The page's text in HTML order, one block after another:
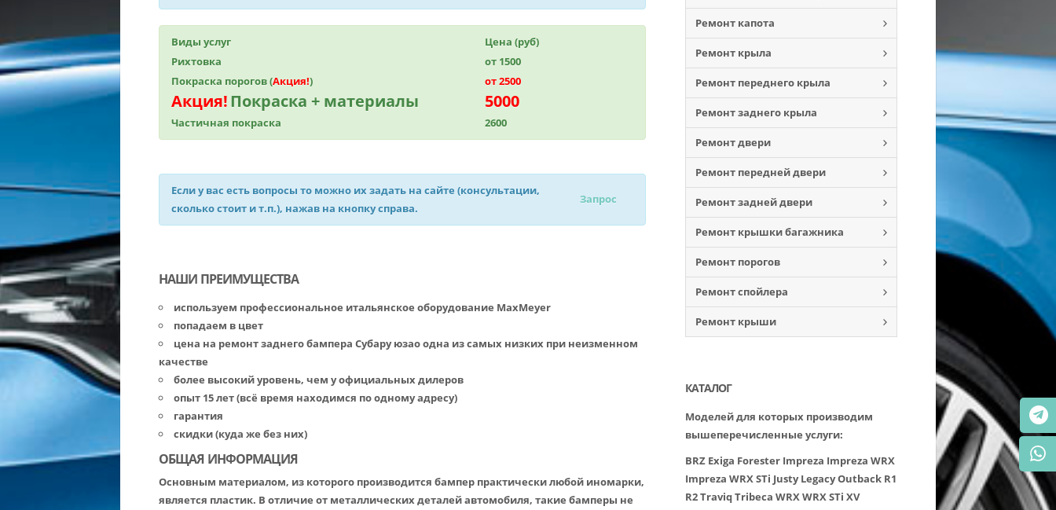
Виды услуг
Цена (руб)
Рихтовка
от 1500
Покраска порогов (Акция!) от 2500
Акция!Покраска + материалы 5000
Частичная покраска 2600
Если у вас есть вопросы то можно их задать на сайте (консультации,
сколько стоит и т.п.), нажав на кнопку справа.
Запрос
НАШИ ПРЕИМУЩЕСТВА
используем профессиональное итальянское оборудование MaxMeyer
попадаем в цвет
цена на ремонт заднего бампера Субару юзао одна из самых низких при неизменном
качестве
более высокий уровень, чем у официальных дилеров
опыт 15 лет (всё время находимся по одному адресу)
гарантия
скидки (куда же без них)
ОБЩАЯ ИНФОРМАЦИЯ
Основным материалом, из которого производится бампер практически любой иномарки,
является пластик. В отличие от металлических деталей автомобиля, такие бамперы не
Ремонт капота
Ремонт крыла
Ремонт переднего крыла
Ремонт заднего крыла
Ремонт двери
Ремонт передней двери
Ремонт задней двери
Ремонт крышки багажника
Ремонт порогов
Ремонт спойлера
Ремонт крыши
КАТАЛОГ
Моделей для которых производим
вышеперечисленные услуги:
BRZ Exiga Forester Impreza Impreza WRX
Impreza WRX STi Justy LegacyOutback R1
R2TraviqTribeca WRXWRX STi XV